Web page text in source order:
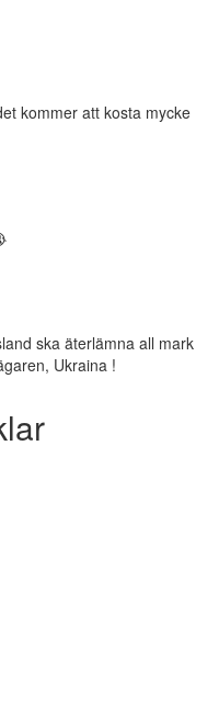
kommer att kosta mycke
ska äterlämna all mark
Ukraina !